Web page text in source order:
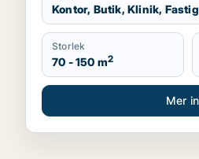
Kontor, Butik, Klinik,
Storlek
70 - 150 m2
Mer